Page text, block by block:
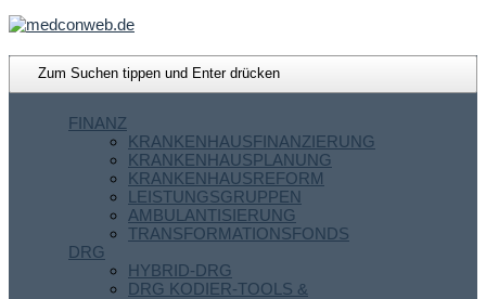
FINANZ
KRANKENHAUSFINANZIERUNG
KRANKENHAUSPLANUNG
KRANKENHAUSREFORM
LEISTUNGSGRUPPEN
AMBULANTISIERUNG
TRANSFORMATIONSFONDS
DRG
HYBRID-DRG
DRG KODIER-TOOLS &